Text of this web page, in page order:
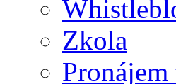
Zkola